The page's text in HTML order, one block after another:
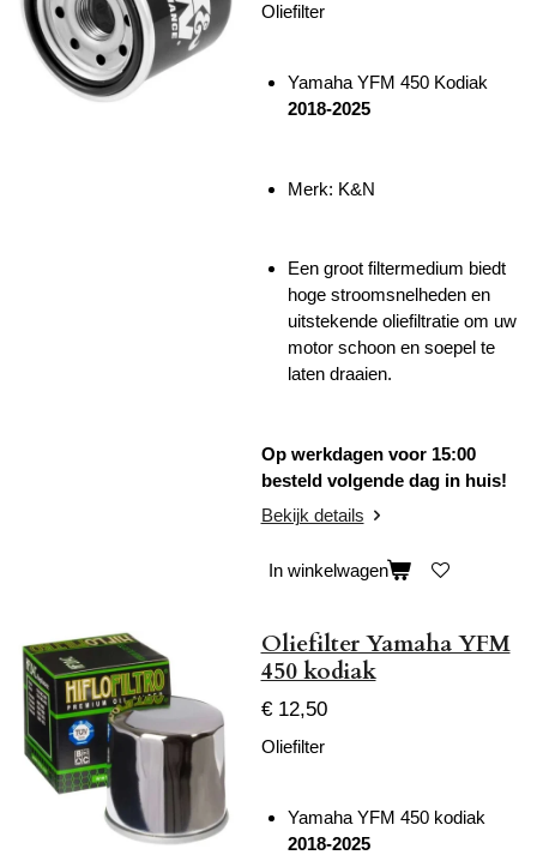
Oliefilter
Yamaha YFM 450 Kodiak
2018-2025
Merk: K&N
Een groot filtermedium biedt
hoge stroomsnelheden en
uitstekende oliefiltratie om uw
motor schoon en soepel te
laten draaien.
Op werkdagen voor 15:00
besteld volgende dag in huis!
Bekijk details
In winkelwagen
Oliefilter Yamaha YFM
450 kodiak
€ 12,50
Oliefilter
Yamaha YFM 450 kodiak
2018-2025